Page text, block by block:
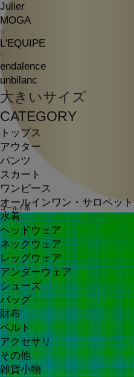
Julier
MOGA
L'EQUIPE
endalence
unbilanc
大きいサイズ
CATEGORY
トップス
アウター
パンツ
スカート
ワンピース
オールインワン・サロペット
水着
ヘッドウェア
ネックウェア
レッグウェア
アンダーウェア
シューズ
バッグ
財布
ベルト
アクセサリ
その他
雑貨小物
ゴールド系